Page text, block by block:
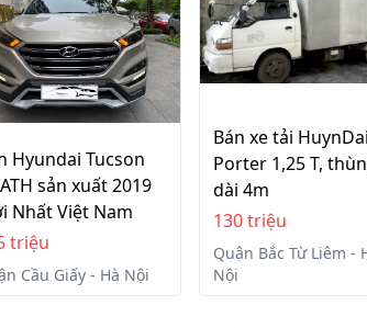
Hyundai Tucson
sản xuất 2019
Nhất Việt Nam
triệu
Cầu Giấy - Hà Nội
Bán xe tải HuynDai
Porter 1,25 T,
dài 4m
130 triệu
Quận Bắc Từ Liêm -
Nội